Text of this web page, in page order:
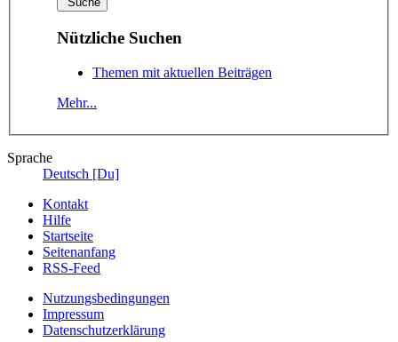
Nützliche Suchen
Themen mit aktuellen Beiträgen
Mehr...
Sprache
Deutsch [Du]
Kontakt
Hilfe
Startseite
Seitenanfang
RSS-Feed
Nutzungsbedingungen
Impressum
Datenschutzerklärung